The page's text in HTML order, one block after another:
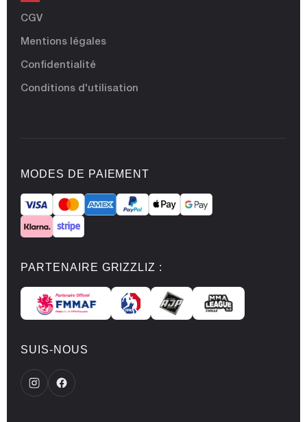
CGV
Mentions légales
Confidentialité
Conditions d'utilisation
MODES DE PAIEMENT
PARTENAIRE GRIZZLIZ :
SUIS-NOUS